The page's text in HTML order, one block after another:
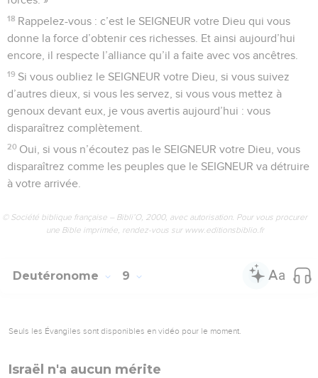
18 Rappelez-vous : c’est le SEIGNEUR votre Dieu qui vous
donne la force d’obtenir ces richesses. Et ainsi aujourd’hui
encore, il respecte l’alliance qu’il a faite avec vos ancêtres.
19 Si vous oubliez le SEIGNEUR votre Dieu, si vous suivez
d’autres dieux, si vous les servez, si vous vous mettez à
genoux devant eux, je vous avertis aujourd’hui : vous
disparaîtrez complètement.
20 Oui, si vous n’écoutez pas le SEIGNEUR votre Dieu, vous
disparaîtrez comme les peuples que le SEIGNEUR va détruire
à votre arrivée.
© Société biblique française – Bibli’O, 2000, avec autorisation. Pour vous procurer
une Bible imprimée, rendez-vous sur www.editionsbiblio.fr
Deutéronome 9
Seuls les Évangiles sont disponibles en vidéo pour le moment.
Israël n'a aucun mérite